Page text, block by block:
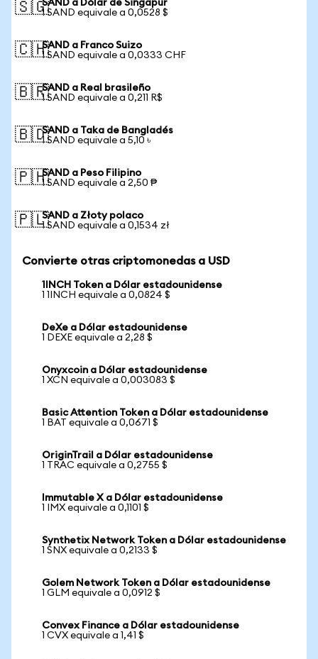
🇸🇬SAND a Dólar de Singapur
1 SAND equivale a 0,0528 $
🇨🇭SAND a Franco Suizo
1 SAND equivale a 0,0333 CHF
🇧🇷SAND a Real brasileño
1 SAND equivale a 0,211 R$
🇧🇩SAND a Taka de Bangladés
1 SAND equivale a 5,10 ৳
🇵🇭SAND a Peso Filipino
1 SAND equivale a 2,50 ₱
🇵🇱SAND a Złoty polaco
1 SAND equivale a 0,1534 zł
Convierte otras criptomonedas a USD
1INCH Token a Dólar estadounidense
1 1INCH equivale a 0,0824 $
DeXe a Dólar estadounidense
1 DEXE equivale a 2,28 $
Onyxcoin a Dólar estadounidense
1 XCN equivale a 0,003083 $
Basic Attention Token a Dólar estadounidense
1 BAT equivale a 0,0671 $
OriginTrail a Dólar estadounidense
1 TRAC equivale a 0,2755 $
Immutable X a Dólar estadounidense
1 IMX equivale a 0,1101 $
Synthetix Network Token a Dólar estadounidense
1 SNX equivale a 0,2133 $
Golem Network Token a Dólar estadounidense
1 GLM equivale a 0,0912 $
Convex Finance a Dólar estadounidense
1 CVX equivale a 1,41 $